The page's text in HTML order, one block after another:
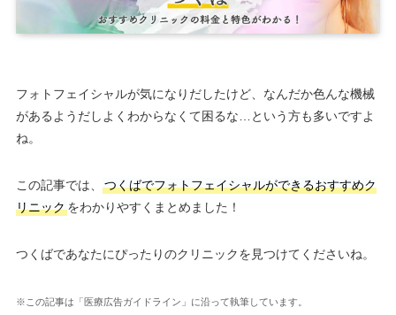
フォトフェイシャルが気になりだしたけど、なんだか色んな機械
があるようだしよくわからなくて困るな…という方も多いですよ
ね。
この記事では、
つくばでフォトフェイシャルができるおすすめク
リニックをわかりやすくまとめました！
つくばであなたにぴったりのクリニックを見つけてくださいね。
※この記事は「医療広告ガイドライン」に沿って執筆しています。